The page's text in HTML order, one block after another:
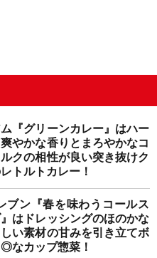
『グリーンカレー』はハー
やかな香りとまろやかなコ
クの相性が良い突き抜けク
トルトカレー！
ブン『春を味わうコールス
はドレッシングのほのかな
い素材の甘みを引き立てボ
なカップ惣菜！